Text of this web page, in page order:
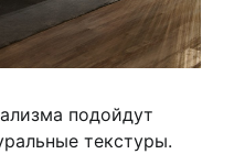
подойдут
текстуры.